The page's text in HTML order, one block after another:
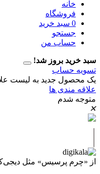
سبد خرید
من
بروز شد!
جدید به لیست علاقه
ها
پرسیس» مثل دیجی‌کالا خرید